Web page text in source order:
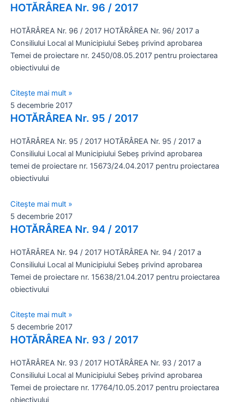
HOTĂRÂREA Nr. 96 / 2017
HOTĂRÂREA Nr. 96 / 2017 HOTĂRÂREA Nr. 96/ 2017 a
Consiliului Local al Municipiului Sebeş privind aprobarea
Temei de proiectare nr. 2450/08.05.2017 pentru proiectarea
obiectivului de
Citește mai mult »
5 decembrie 2017
HOTĂRÂREA Nr. 95 / 2017
HOTĂRÂREA Nr. 95 / 2017 HOTĂRÂREA Nr. 95 / 2017 a
Consiliului Local al Municipiului Sebeş privind aprobarea
temei de proiectare nr. 15673/24.04.2017 pentru proiectarea
obiectivului
Citește mai mult »
5 decembrie 2017
HOTĂRÂREA Nr. 94 / 2017
HOTĂRÂREA Nr. 94 / 2017 HOTĂRÂREA Nr. 94 / 2017 a
Consiliului Local al Municipiului Sebeş privind aprobarea
Temei de proiectare nr. 15638/21.04.2017 pentru proiectarea
obiectivului
Citește mai mult »
5 decembrie 2017
HOTĂRÂREA Nr. 93 / 2017
HOTĂRÂREA Nr. 93 / 2017 HOTĂRÂREA Nr. 93 / 2017 a
Consiliului Local al Municipiului Sebeş privind aprobarea
Temei de proiectare nr. 17764/10.05.2017 pentru proiectarea
obiectivului